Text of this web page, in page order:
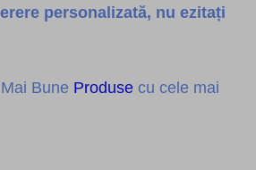
personalizată, nu ezitați
Bune Produse cu cele mai